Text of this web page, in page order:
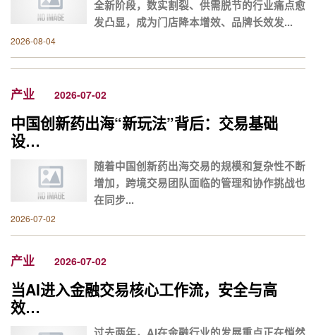
全新阶段，数实割裂、供需脱节的行业痛点愈
发凸显，成为门店降本增效、品牌长效发...
2026-08-04
产业 2026-07-02
中国创新药出海“新玩法”背后：交易基础
设…
随着中国创新药出海交易的规模和复杂性不断
增加，跨境交易团队面临的管理和协作挑战也
在同步...
2026-07-02
产业 2026-07-02
当AI进入金融交易核心工作流，安全与高
效…
过去两年，AI在金融行业的发展重点正在悄然